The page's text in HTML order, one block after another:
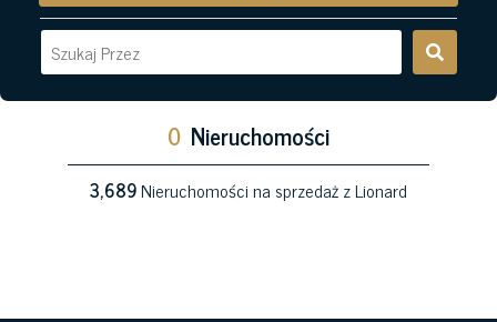
0 Nieruchomości
3,689Nieruchomości na sprzedaż z Lionard